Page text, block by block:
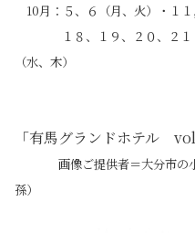
10月：５、６（月、火）・１１
１８、１９、２０、２
（水、木）
「有馬グランドホテル
画像ご提供者＝大分市
孫）